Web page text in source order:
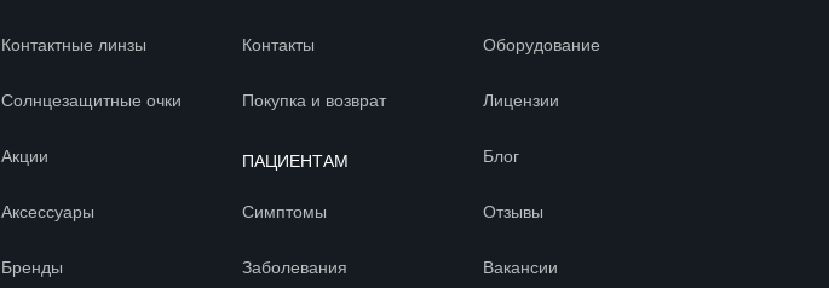
Контактные линзы
Солнцезащитные очки
Акции
Аксессуары
Бренды
Контакты
Покупка и возврат
ПАЦИЕНТАМ
Симптомы
Заболевания
Оборудование
Лицензии
Блог
Отзывы
Вакансии